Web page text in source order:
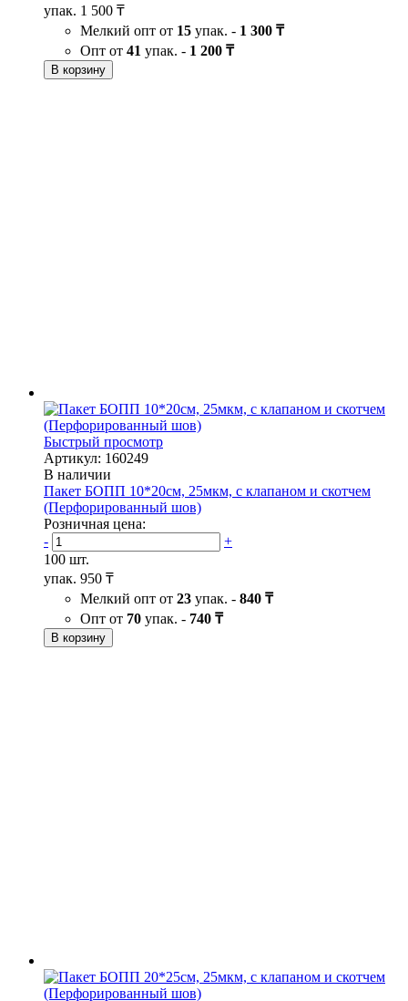
упак. 1 500 ₸
Мелкий опт от 15 упак. - 1 300 ₸
Опт от 41 упак. - 1 200 ₸
В корзину
Быстрый просмотр
Артикул: 160249
В наличии
Пакет БОПП 10*20см, 25мкм, с клапаном и скотчем
(Перфорированный шов)
Розничная цена:
-
+
100 шт.
упак. 950 ₸
Мелкий опт от 23 упак. - 840 ₸
Опт от 70 упак. - 740 ₸
В корзину